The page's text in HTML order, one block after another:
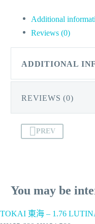
Additional
Reviews (0)
ADDITIONAL
REVIEWS (0)
PREV
You may be
TOKAI 東海 – 1.76